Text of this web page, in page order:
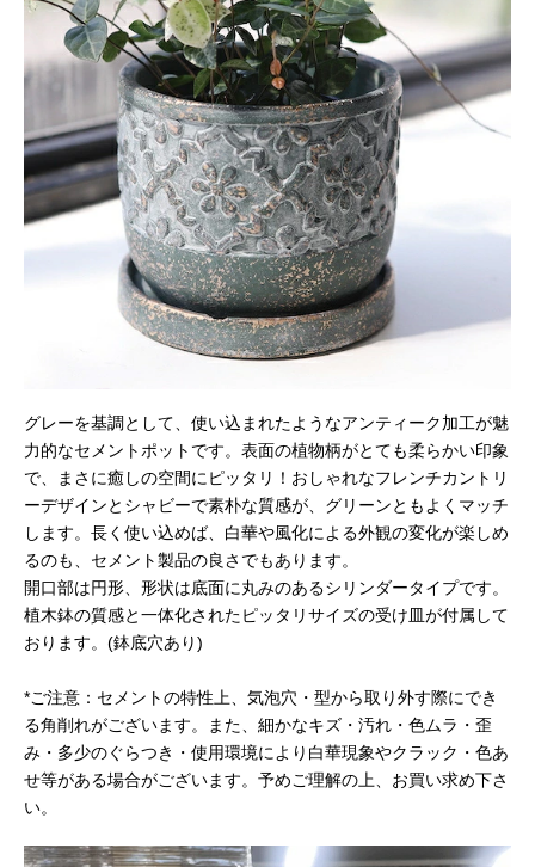
グレーを基調として、使い込まれたようなアンティーク加工が魅
力的なセメントポットです。表面の植物柄がとても柔らかい印象
で、まさに癒しの空間にピッタリ！おしゃれなフレンチカントリ
ーデザインとシャビーで素朴な質感が、グリーンともよくマッチ
します。長く使い込めば、白華や風化による外観の変化が楽しめ
るのも、セメント製品の良さでもあります。
開口部は円形、形状は底面に丸みのあるシリンダータイプです。
植木鉢の質感と一体化されたピッタリサイズの受け皿が付属して
おります。(鉢底穴あり)
*ご注意：セメントの特性上、気泡穴・型から取り外す際にでき
る角削れがございます。また、細かなキズ・汚れ・色ムラ・歪
み・多少のぐらつき・使用環境により白華現象やクラック・色あ
せ等がある場合がございます。予めご理解の上、お買い求め下さ
い。